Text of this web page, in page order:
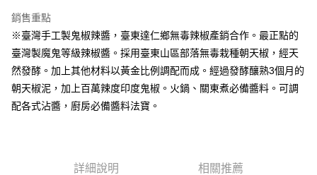
Apple Pay
街口支付
悠遊付
全盈+PAY
【關於「AFTEE先享後付」】
銷售重點
※臺灣手工製鬼椒辣醬，臺東達仁鄉無毒辣椒產銷合作。最正點的
臺灣製魔鬼等級辣椒醬。採用臺東山區部落無毒栽種朝天椒，經天
然發酵。加上其他材料以黃金比例調配而成。經過發酵釀熟3個月的
朝天椒泥，加上百萬辣度印度鬼椒。火鍋、關東煮必備醬料。可調
配各式沾醬，廚房必備醬料法寶。
詳細說明 相關推薦